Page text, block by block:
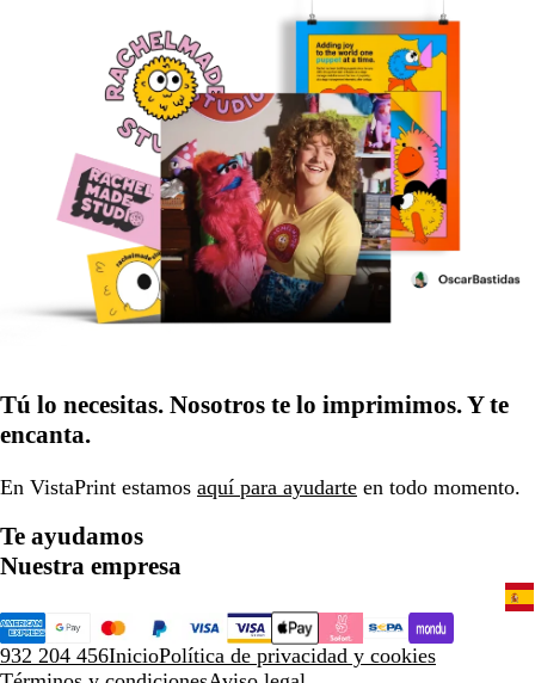
Tú lo necesitas. Nosotros te lo imprimimos. Y te
encanta.
En VistaPrint estamos aquí para ayudarte en todo momento.
Te ayudamos
Nuestra empresa
932 204 456InicioPolítica de privacidad y cookies